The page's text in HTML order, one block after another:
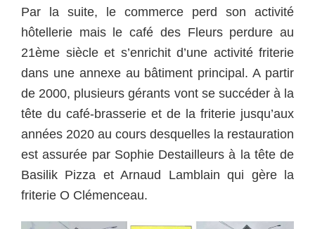
Par la suite, le commerce perd son activité
hôtellerie mais le café des Fleurs perdure au
21ème siècle et s’enrichit d’une activité friterie
dans une annexe au bâtiment principal. A partir
de 2000, plusieurs gérants vont se succéder à la
tête du café-brasserie et de la friterie jusqu’aux
années 2020 au cours desquelles la restauration
est assurée par Sophie Destailleurs à la tête de
Basilik Pizza et Arnaud Lamblain qui gère la
friterie O Clémenceau.